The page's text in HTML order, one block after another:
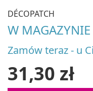
DÉCOPATCH
W MAGAZYNIE
Zamów teraz - u
31,30 zł